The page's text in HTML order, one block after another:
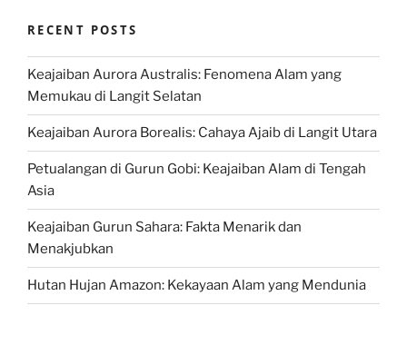
RECENT POSTS
Keajaiban Aurora Australis: Fenomena Alam yang
Memukau di Langit Selatan
Keajaiban Aurora Borealis: Cahaya Ajaib di Langit Utara
Petualangan di Gurun Gobi: Keajaiban Alam di Tengah
Asia
Keajaiban Gurun Sahara: Fakta Menarik dan
Menakjubkan
Hutan Hujan Amazon: Kekayaan Alam yang Mendunia